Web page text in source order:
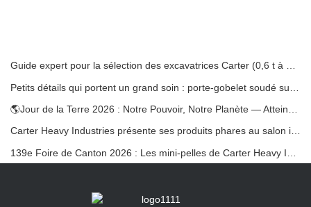
Guide expert pour la sélection des excavatrices Carter (0,6 t à 60 t) pour une efficacité optimale sur le chantier
Carter Heavy Industries présente ses produits phares au salon international KOMATEK 2026 en Turquie.